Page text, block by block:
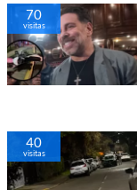
70
visitas
40
visitas